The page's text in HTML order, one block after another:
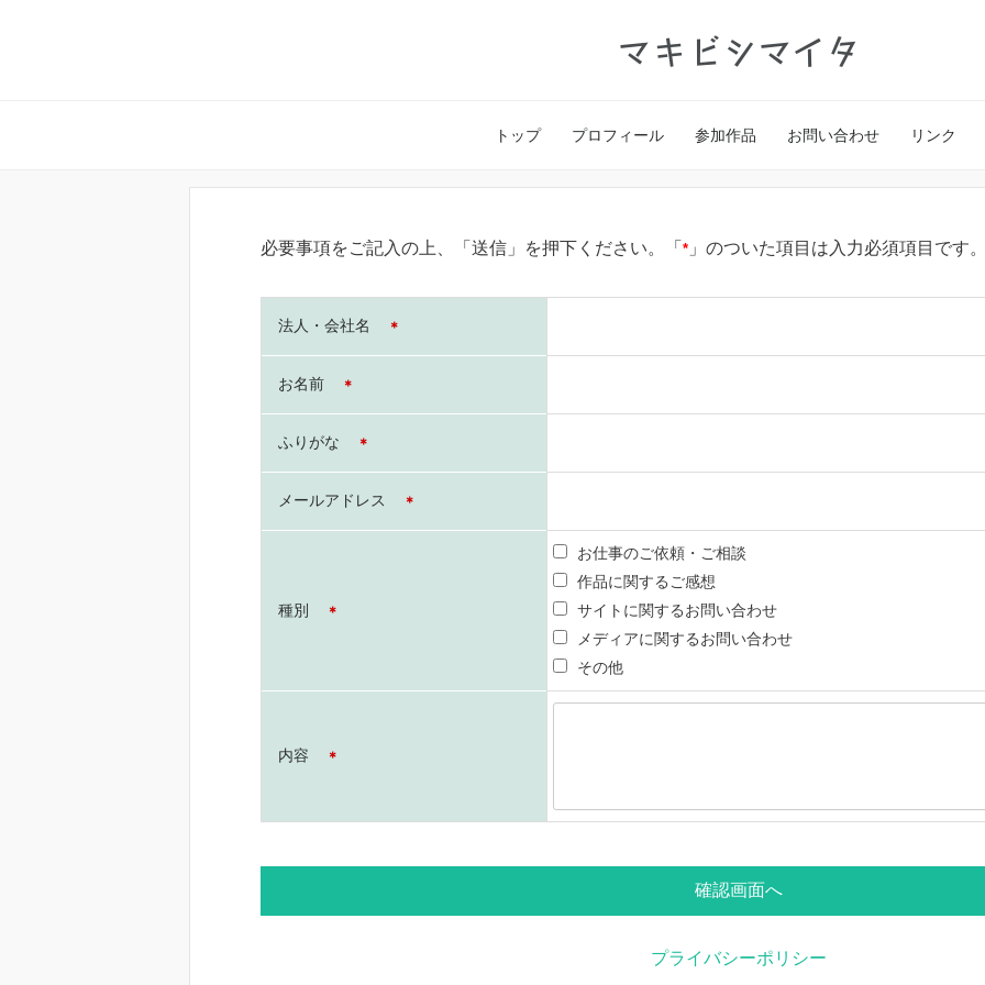
マキビシマイタ
トップ プロフィール 参加作品 お問い合わせ リンク
必要事項をご記入の上、「送信」を押下ください。「 * 」のついた項目は入力必須項目です
法人・会社名 ＊
お名前 ＊
ふりがな ＊
メールアドレス ＊
種別 ＊
お仕事のご依頼・ご相談
作品に関するご感想
サイトに関するお問い合わせ
メディアに関するお問い合わせ
その他
内容 ＊
プライバシーポリシー